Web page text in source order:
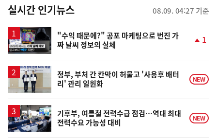
뉴
스
실시간 인기뉴스 08.09. 04:27 기준
영
상
"수익 때문에?" 공포 마케팅으로 번진 가
짜 날씨 정보의 실체
상
승
1
정부, 부처 간 칸막이 허물고 '사용후 배터
리' 관리 일원화
NEW
기후부, 여름철 전력수급 점검…역대 최대
전력수요 가능성 대비
NEW